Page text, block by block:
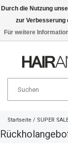
Startseite / SUPER
Durch die Nutzung
zur Verbesserung
Für weitere